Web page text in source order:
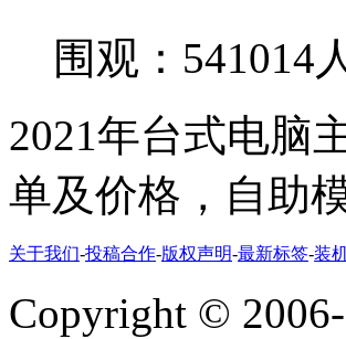
围观：541014
2021年台式电脑
单及价格，自助
关于我们-投稿合作-版权声明-最新标签-装
Copyright ©